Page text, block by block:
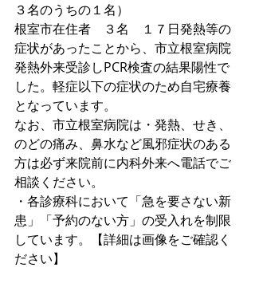
３名のうちの１名）
根室市在住者　３名　１７日発熱等の
症状があったことから、市立根室病院
発熱外来受診しPCR検査の結果陽性で
した。軽症以下の症状のため自宅療養
となっています。
なお、市立根室病院は・発熱、せき、
のどの痛み、鼻水など風邪症状のある
方は必ず来院前に内科外来へ電話でご
相談ください。
・各診療科において「急を要さない新
患」「予約のない方」の受入れを制限
しています。【詳細は画像をご確認く
ださい】